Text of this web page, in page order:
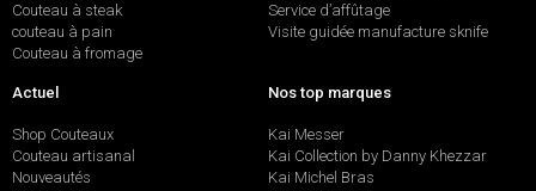
Couteau à steak
couteau à pain
Couteau à fromage
Service d’affûtage
Visite guidée manufacture sknife
Actuel
Shop Couteaux
Couteau artisanal
Nouveautés
Nos top marques
Kai Messer
Kai Collection by Danny Khezzar
Kai Michel Bras